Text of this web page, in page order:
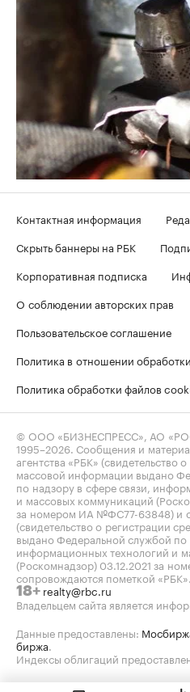
Контактная информация
Скрыть баннеры на РБК
Корпоративная подписка
О соблюдении авторских прав
Пользовательское соглашение
Политика в отношении
Политика обработки файлов
© ООО «БИЗНЕСПРЕСС», АО
1995–2026. Сообщения и
агентства «РБК» (свидетельство
массовой информации выдано
по надзору в сфере связи,
и массовых коммуникаций
за номером ИА №ФС77-63848) и
(свидетельство о регистрации
выдано Федеральной службой по
информационных технологий и
(Роскомнадзор) 03.12.2021 за
сопровождаются пометкой «РБК».
18+ realty@rbc.ru
Владельцем сайта является
Данные предоставлены:
биржа.
Индексы облигаций